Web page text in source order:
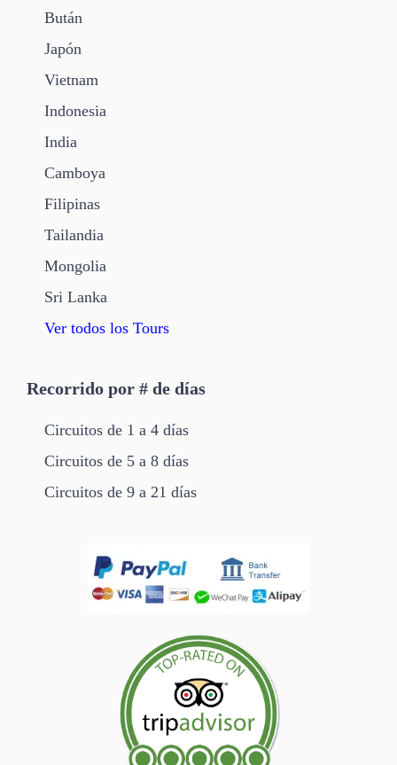
Bután
Japón
Vietnam
Indonesia
India
Camboya
Filipinas
Tailandia
Mongolia
Sri Lanka
Ver todos los Tours
Recorrido por # de días
Circuitos de 1 a 4 días
Circuitos de 5 a 8 días
Circuitos de 9 a 21 días